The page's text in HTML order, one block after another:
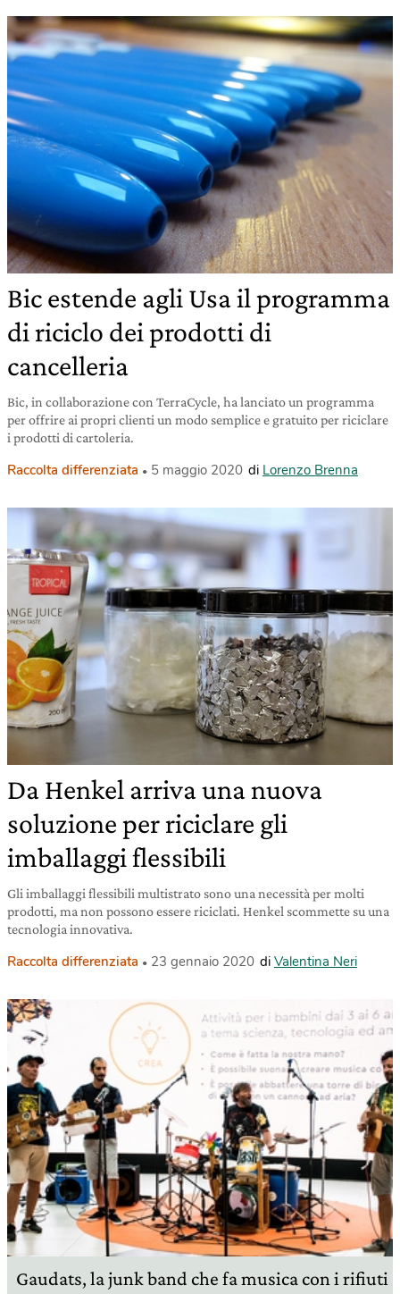
Bic estende agli Usa il programma
di riciclo dei prodotti di
cancelleria
Bic, in collaborazione con TerraCycle, ha lanciato un programma
per offrire ai propri clienti un modo semplice e gratuito per riciclare
i prodotti di cartoleria.
Raccolta differenziata 5 maggio 2020 di Lorenzo Brenna
Da Henkel arriva una nuova
soluzione per riciclare gli
imballaggi flessibili
Gli imballaggi flessibili multistrato sono una necessità per molti
prodotti, ma non possono essere riciclati. Henkel scommette su una
tecnologia innovativa.
Raccolta differenziata 23 gennaio 2020 di Valentina Neri
Gaudats, la junk band che fa musica con i rifiuti